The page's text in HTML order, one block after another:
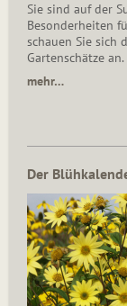
Sie sind auf der
Besonderheiten
schauen Sie sich
Gartenschätze an.
mehr…
Der